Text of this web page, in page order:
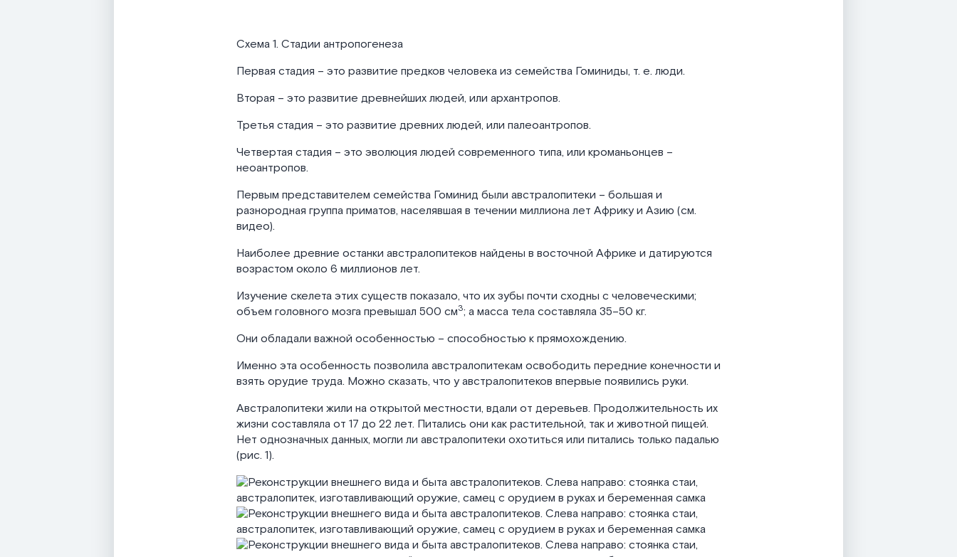
Схема 1. Стадии антропогенеза
Первая стадия – это развитие предков человека из семейства Гоминиды, т. е. люди.
Вторая – это развитие древнейших людей, или архантропов.
Третья стадия – это развитие древних людей, или палеоантропов.
Четвертая стадия – это эволюция людей современного типа, или кроманьонцев –
неоантропов.
Первым представителем семейства Гоминид были австралопитеки – большая и
разнородная группа приматов, населявшая в течении миллиона лет Африку и Азию (см.
видео).
Наиболее древние останки австралопитеков найдены в восточной Африке и датируются
возрастом около 6 миллионов лет.
Изучение скелета этих существ показало, что их зубы почти сходны с человеческими;
объем головного мозга превышал 500 см3; а масса тела составляла 35–50 кг.
Они обладали важной особенностью – способностью к прямохождению.
Именно эта особенность позволила австралопитекам освободить передние конечности и
взять орудие труда. Можно сказать, что у австралопитеков впервые появились руки.
Австралопитеки жили на открытой местности, вдали от деревьев. Продолжительность их
жизни составляла от 17 до 22 лет. Питались они как растительной, так и животной пищей.
Нет однозначных данных, могли ли австралопитеки охотиться или питались только падалью
(рис. 1).